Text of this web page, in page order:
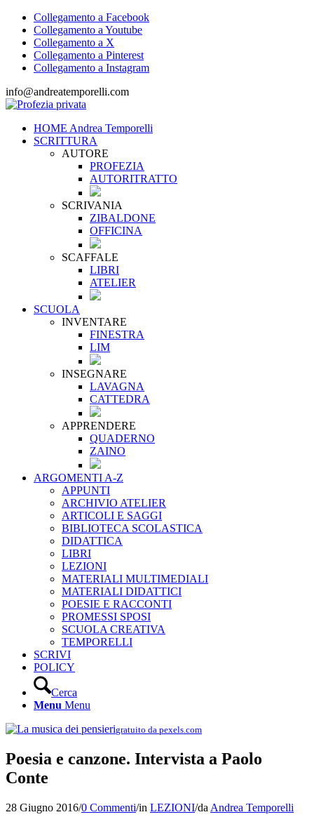
Collegamento a Facebook
Collegamento a Youtube
Collegamento a X
Collegamento a Pinterest
Collegamento a Instagram
info@andreatemporelli.com
HOME Andrea Temporelli
SCRITTURA
AUTORE
PROFEZIA
AUTORITRATTO
SCRIVANIA
ZIBALDONE
OFFICINA
SCAFFALE
LIBRI
ATELIER
SCUOLA
INVENTARE
FINESTRA
LIM
INSEGNARE
LAVAGNA
CATTEDRA
APPRENDERE
QUADERNO
ZAINO
ARGOMENTI A-Z
APPUNTI
ARCHIVIO ATELIER
ARTICOLI E SAGGI
BIBLIOTECA SCOLASTICA
DIDATTICA
LIBRI
LEZIONI
MATERIALI MULTIMEDIALI
MATERIALI DIDATTICI
POESIE E RACCONTI
PROMESSI SPOSI
SCUOLA CREATIVA
TEMPORELLI
SCRIVI
POLICY
Cerca
Menu Menu
gratuito da pexels.com
Poesia e canzone. Intervista a Paolo
Conte
28 Giugno 2016/0 Commenti/in LEZIONI/da Andrea Temporelli